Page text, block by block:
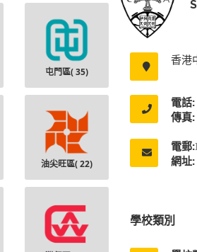
香港
電話:
傳真:
電郵:
網址:
學校類別
屯門區(35)
油尖旺區(22)